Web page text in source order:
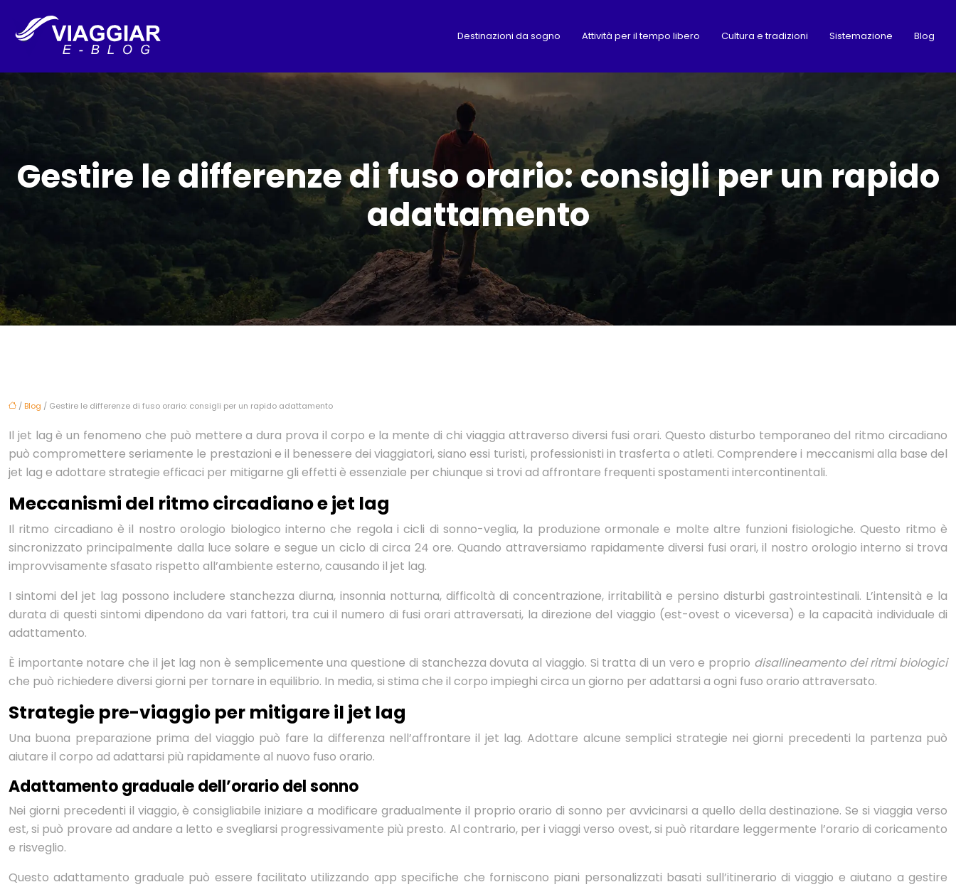
Destinazioni da sogno Attività per il tempo libero Cultura e tradizioni Sistemazione Blog
Gestire le differenze di fuso orario: consigli per un rapido
adattamento
/ Blog / Gestire le differenze di fuso orario: consigli per un rapido adattamento
Il jet lag è un fenomeno che può mettere a dura prova il corpo e la mente di chi viaggia attraverso diversi fusi orari. Questo disturbo temporaneo del ritmo circadiano
può compromettere seriamente le prestazioni e il benessere dei viaggiatori, siano essi turisti, professionisti in trasferta o atleti. Comprendere i meccanismi alla base del
jet lag e adottare strategie efficaci per mitigarne gli effetti è essenziale per chiunque si trovi ad affrontare frequenti spostamenti intercontinentali.
Meccanismi del ritmo circadiano e jet lag
Il ritmo circadiano è il nostro orologio biologico interno che regola i cicli di sonno-veglia, la produzione ormonale e molte altre funzioni fisiologiche. Questo ritmo è
sincronizzato principalmente dalla luce solare e segue un ciclo di circa 24 ore. Quando attraversiamo rapidamente diversi fusi orari, il nostro orologio interno si trova
improvvisamente sfasato rispetto all’ambiente esterno, causando il jet lag.
I sintomi del jet lag possono includere stanchezza diurna, insonnia notturna, difficoltà di concentrazione, irritabilità e persino disturbi gastrointestinali. L’intensità e la
durata di questi sintomi dipendono da vari fattori, tra cui il numero di fusi orari attraversati, la direzione del viaggio (est-ovest o viceversa) e la capacità individuale di
adattamento.
È importante notare che il jet lag non è semplicemente una questione di stanchezza dovuta al viaggio. Si tratta di un vero e proprio disallineamento dei ritmi biologici
che può richiedere diversi giorni per tornare in equilibrio. In media, si stima che il corpo impieghi circa un giorno per adattarsi a ogni fuso orario attraversato.
Strategie pre-viaggio per mitigare il jet lag
Una buona preparazione prima del viaggio può fare la differenza nell’affrontare il jet lag. Adottare alcune semplici strategie nei giorni precedenti la partenza può
aiutare il corpo ad adattarsi più rapidamente al nuovo fuso orario.
Adattamento graduale dell’orario del sonno
Nei giorni precedenti il viaggio, è consigliabile iniziare a modificare gradualmente il proprio orario di sonno per avvicinarsi a quello della destinazione. Se si viaggia verso
est, si può provare ad andare a letto e svegliarsi progressivamente più presto. Al contrario, per i viaggi verso ovest, si può ritardare leggermente l’orario di coricamento
e risveglio.
Questo adattamento graduale può essere facilitato utilizzando app specifiche che forniscono piani personalizzati basati sull’itinerario di viaggio e aiutano a gestire